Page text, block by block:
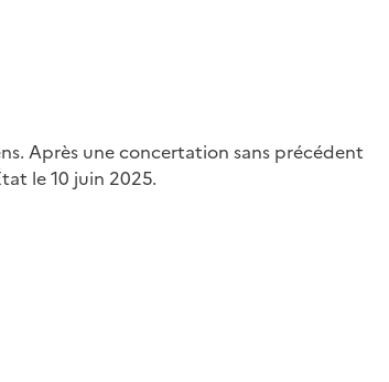
Après une concertation sans précédent
le 10 juin 2025.